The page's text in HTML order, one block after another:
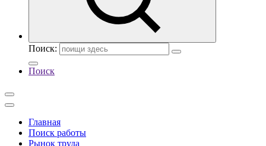
Поиск:
Поиск
Главная
Поиск работы
Рынок труда